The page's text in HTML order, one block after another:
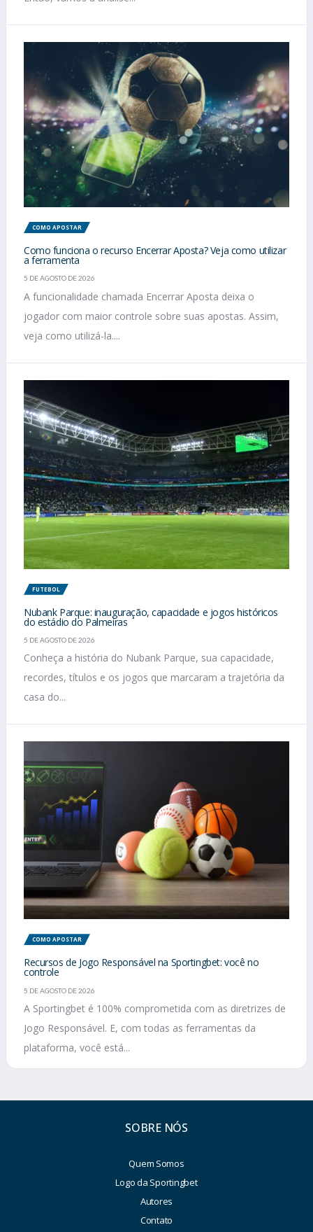
COMO APOSTAR
Como funciona o recurso Encerrar Aposta? Veja como utilizar
a ferramenta
5 DE AGOSTO DE 2026
A funcionalidade chamada Encerrar Aposta deixa o
jogador com maior controle sobre suas apostas. Assim,
veja como utilizá-la....
FUTEBOL
Nubank Parque: inauguração, capacidade e jogos históricos
do estádio do Palmeiras
5 DE AGOSTO DE 2026
Conheça a história do Nubank Parque, sua capacidade,
recordes, títulos e os jogos que marcaram a trajetória da
casa do...
COMO APOSTAR
Recursos de Jogo Responsável na Sportingbet: você no
controle
5 DE AGOSTO DE 2026
A Sportingbet é 100% comprometida com as diretrizes de
Jogo Responsável. E, com todas as ferramentas da
plataforma, você está...
SOBRE NÓS
Quem Somos
Logo da Sportingbet
Autores
Contato